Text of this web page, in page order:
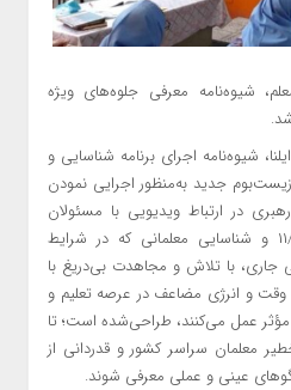
شیوه‌نامه معرفی جلوه‌های ویژه
شیوه‌نامه اجرای برنامه شناسایی و
جدید به‌منظور اجرایی نمودن
در ارتباط ویدیویی با مسئولان
آموزش‌وپرورش در تاریخ ۱۱/۶/۹۹ و شناسایی معلمانی که در شرایط
جاری، با تلاش و مجاهدت بی‌دریغ با
وقت و انرژی مضاعف در عرصه تعلیم و
عمل می‌کنند، طراحی‌شده است؛ تا
معلمان سراسر کشور و قدردانی از
عینی و عملی معرفی شوند.